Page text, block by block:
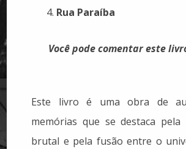
Rua Paraíba
Você pode comentar este
Este livro é uma obra de
memórias que se destaca pela
brutal e pela fusão entre o